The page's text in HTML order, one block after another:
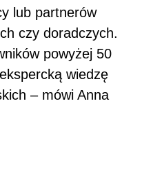
lub partnerów
czy doradczych.
powyżej 50
wiedzę
– mówi Anna